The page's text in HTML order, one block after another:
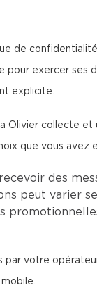
de
exercer ses
explicite.
Olivier collecte
que vous avez
des
peut varier
votre